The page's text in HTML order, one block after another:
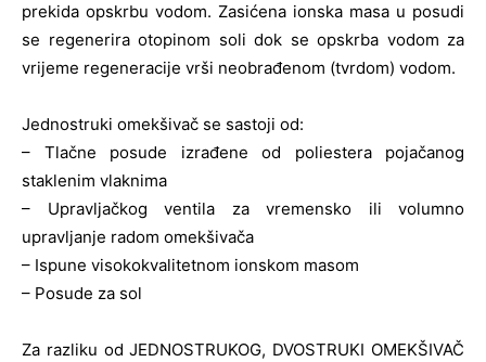
prekida opskrbu vodom. Zasićena ionska masa u posudi
se regenerira otopinom soli dok se opskrba vodom za
vrijeme regeneracije vrši neobrađenom (tvrdom) vodom.
Jednostruki omekšivač se sastoji od:
– Tlačne posude izrađene od poliestera pojačanog
staklenim vlaknima
– Upravljačkog ventila za vremensko ili volumno
upravljanje radom omekšivača
– Ispune visokokvalitetnom ionskom masom
– Posude za sol
Za razliku od JEDNOSTRUKOG, DVOSTRUKI OMEKŠIVAČ